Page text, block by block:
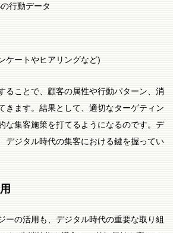
行動データ
ケートやヒアリングなど)
ることで、顧客の属性や行動パターン、消
きます。結果として、適切なターゲティン
な集客施策を打てるようになるのです。デ
デジタル時代の集客における鍵を握ってい
ーの活用も、デジタル時代の重要な取り組